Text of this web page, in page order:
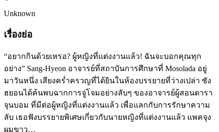
Unknown
เรื่องย่อ
“อยากกินด้วยเหรอ? ผู้หญิงที่แต่งงานแล้ว! ฉันจะบอกคุณทุก
อย่าง” Sang-Hyeon อาจารย์ที่สถาบันการศึกษาที่ Mosolada อยู่
มาวันหนึ่ง เสียงคร่ำครวญที่ได้ยินในห้องบรรยายที่ว่างเปล่า ซัง
ฮยอนได้ค้นพบฉากการจู่โจมอย่างลับๆ ของอาจารย์ผู้สอนดารา
จุนบอม ที่มีต่อผู้หญิงที่แต่งงานแล้ว เพื่อแลกกับการรักษาความ
ลับ เธอฟังบรรยายพิเศษเกี่ยวกับนายหญิงที่แต่งงานแล้ว แพคจุง
ผมขาว…